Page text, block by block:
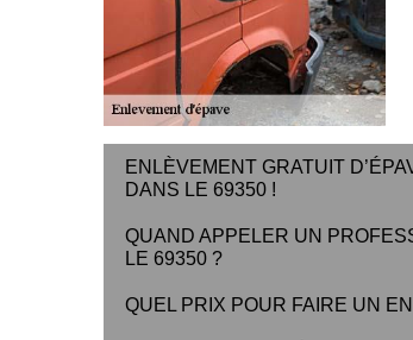
ENLÈVEMENT GRATUIT
DANS LE 69350 !
QUAND APPELER UN
LE 69350 ?
QUEL PRIX POUR FAIRE UN